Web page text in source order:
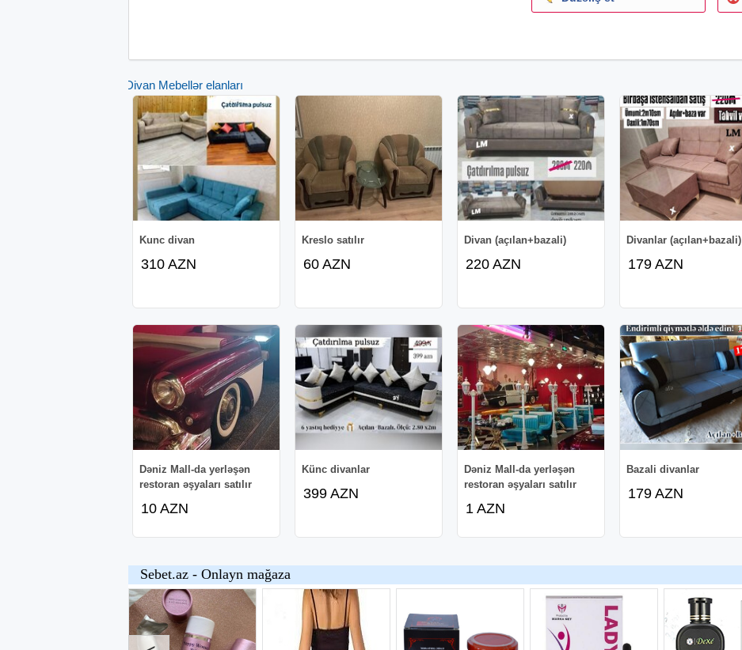
Divan Mebellər elanları
Kunc divan
310 AZN
Kreslo satılır
60 AZN
Divan (açılan+bazali)
220 AZN
Divanlar (açılan+bazali)
179 AZN
Dəniz Mall-da yerləşən
restoran əşyaları satılır
10 AZN
Künc divanlar
399 AZN
Dəniz Mall-da yerləşən
restoran əşyaları satılır
1 AZN
Bazali divanlar
179 AZN